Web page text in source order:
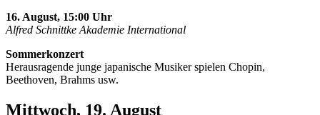
16. August, 15:00 Uhr
Alfred Schnittke Akademie International
Sommerkonzert
Herausragende junge japanische Musiker spielen Chopin,
Beethoven, Brahms usw.
Mittwoch, 19. August